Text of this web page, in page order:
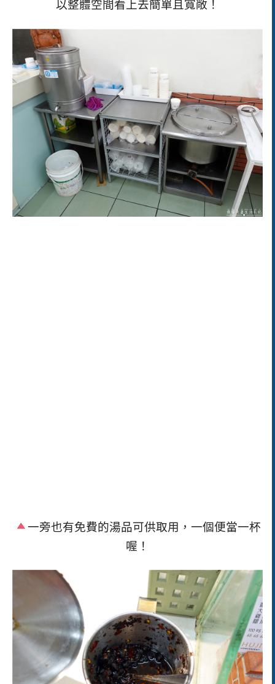
以整體空間看上去簡單且寬敞！
一旁也有免費的湯品可供取用，一個便當一杯
喔！